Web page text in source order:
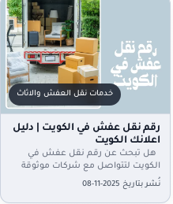
خدمات نقل العفش والاثاث
رقم نقل عفش في الكويت | دليل
اعلانك الكويت
هل تبحث عن رقم نقل عفش في
الكويت لتتواصل مع شركات موثوقة
تنفذ عملها بدقة لأن دليل إعلانك
نُشر بتاريخ 2025-11-08